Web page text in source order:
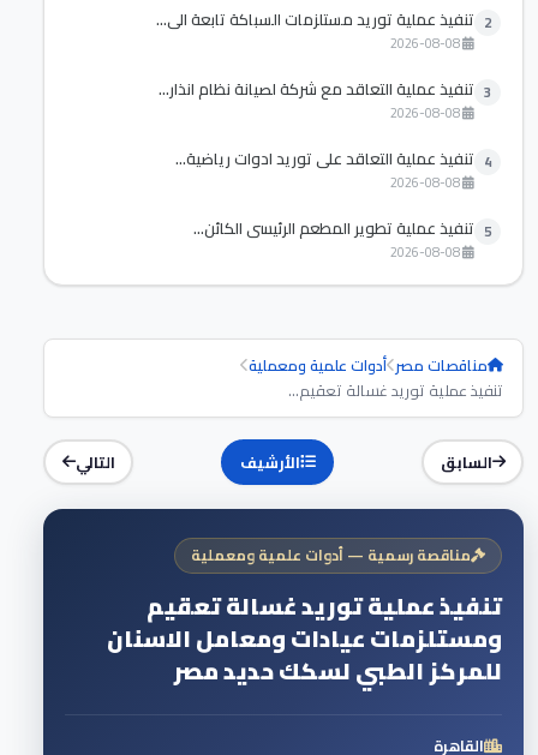
2 تنفيذ عملية توريد مستلزمات السباكة تابعة الي...
3 تنفيذ عملية التعاقد مع شركة لصيانة نظام انذار...
4 تنفيذ عملية التعاقد علي توريد ادوات رياضية...
5 تنفيذ عملية تطوير المطعم الرئيسي الكائن...
مناقصات مصر أدوات علمية ومعملية
تنفيذ عملية توريد غسالة تعقيم...
السابق الأرشيف التالي
مناقصة رسمية — أدوات علمية ومعملية
تنفيذ عملية توريد غسالة تعقيم
ومستلزمات عيادات ومعامل الاسنان
للمركز الطبي لسكك حديد مصر
القاهرة